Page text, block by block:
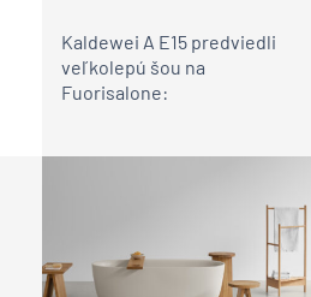
Kaldewei A E15 predviedli
veľkolepú šou na
Fuorisalone: